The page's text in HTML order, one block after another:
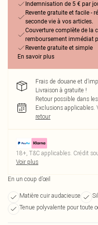
Indemnisation de 5 € par
Revente gratuite et facile -
seconde vie à vos articles.
Couverture complète de la
remboursement immédiat
Revente gratuite et simple
En savoir plus
Frais de douane et
Livraison à gratuite !
Retour possible dans
Exclusions applicables.
retour
18+, T&C applicables. Crédit
Voir plus
En un coup d’œil
Matière cuir audacieuse
Tenue polyvalente pour toute